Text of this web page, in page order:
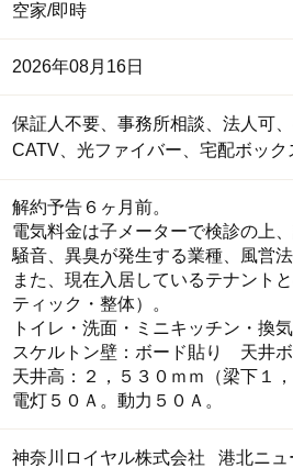
空家/即時
2026年08月16日
保証人不要 事務所相談 法人可
CATV
光ファイバー 宅配ボック
解約予告６ヶ月前。
電気料金は子メーターで検診の上
騒音、異臭が発生する業種、風営
また、現在入居しているテナント
ティック・整体）。
トイレ・洗面・ミニキッチン・換
スケルトン壁：ボード貼り 天井
天井高：２，５３０ｍｍ（梁下１
電灯５０Ａ。動力５０Ａ。
神奈川ロイヤル株式会社 港北ニ